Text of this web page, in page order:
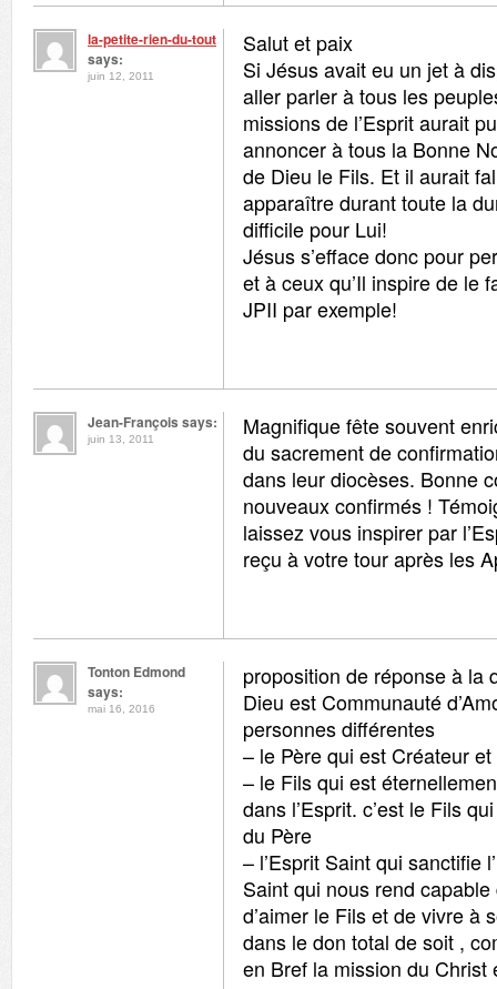
la-petite-rien-du-tout
says:
juin 12, 2011
Salut et paix
Si Jésus avait eu un jet à
aller parler à tous les
missions de l’Esprit aurait
annoncer à tous la Bonne
de Dieu le Fils. Et il aurait
apparaître durant toute la
difficile pour Lui!
Jésus s’efface donc pour
et à ceux qu’Il inspire de le
JPII par exemple!
Jean-François says:
juin 13, 2011
Magnifique fête souvent
du sacrement de
dans leur diocèses. Bonne
nouveaux confirmés !
laissez vous inspirer par
reçu à votre tour après les
Tonton Edmond
says:
mai 16, 2016
proposition de réponse à la
Dieu est Communauté
personnes différentes
– le Père qui est Créateur
– le Fils qui est
dans l’Esprit. c’est le Fils
du Père
– l’Esprit Saint qui sanctifie
Saint qui nous rend
d’aimer le Fils et de vivre à
dans le don total de soit ,
en Bref la mission du Christ